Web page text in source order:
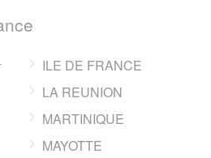
ILE DE FRANCE
LA REUNION
MARTINIQUE
MAYOTTE